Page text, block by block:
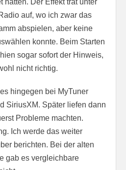
hatten. Der Effekt trat unter
auf, wo ich zwar das
abspielen, aber keine
konnte. Beim Starten
sogar sofort der Hinweis,
nicht richtig.
hingegen bei MyTuner
SiriusXM. Später liefen dann
Probleme machten.
Ich werde das weiter
berichten. Bei der alten
gab es vergleichbare